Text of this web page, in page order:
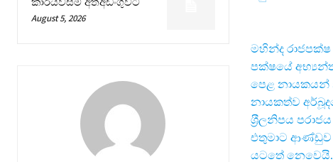
August 5, 2026
මහින්ද රාජපක්ෂ
පක්ෂයේ
පෙළ නායකයන්
නායකත්ව
ශ‍්‍රීලනිපය
එතුමාට
යටතේ